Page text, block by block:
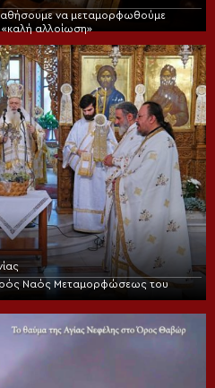
να μεταμορφωθούμε
«καλή αλλοίωση»
Ναός Μεταμορφώσεως του